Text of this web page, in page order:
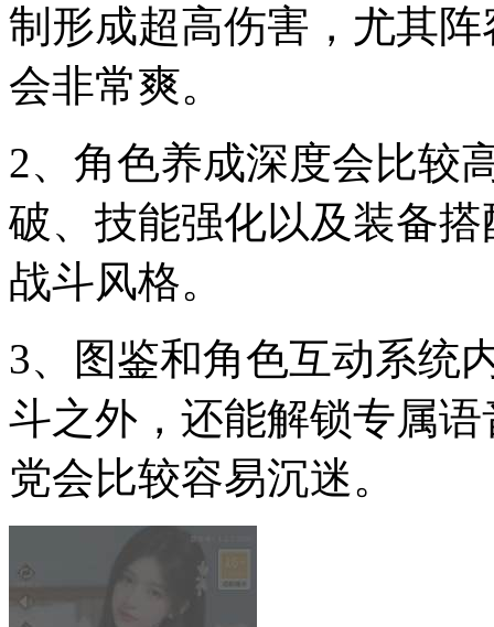
制形成超高伤害，尤其
会非常爽。
2、角色养成深度会比较
破、技能强化以及装备
战斗风格。
3、图鉴和角色互动系统
斗之外，还能解锁专属
党会比较容易沉迷。